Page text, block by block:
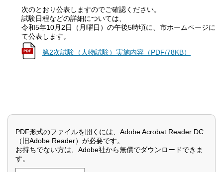
次のとおり公表しますのでご確認ください。
試験日程などの詳細については、
令和5年10月2日（月曜日）の午後5時頃に、市ホームページに
て公表します。
第2次試験（人物試験）実施内容（PDF/78KB）
PDF形式のファイルを開くには、Adobe Acrobat Reader DC
（旧Adobe Reader）が必要です。
お持ちでない方は、Adobe社から無償でダウンロードできま
す。